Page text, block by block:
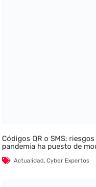
Códigos QR o SMS:
pandemia ha puesto de
Actualidad,Cyber Expertos